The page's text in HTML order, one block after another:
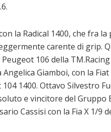
la Radical 1400, che fra la
carente di grip.
106 della
Giamboi, con la
1400. Ottavo Silvestro
e vincitore del Gruppo
Cassisi con la Fia X 1/9